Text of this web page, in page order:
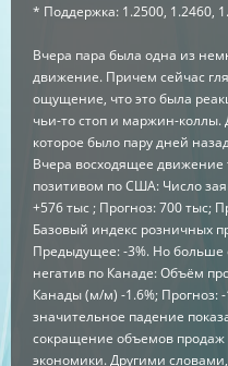
* Поддержка: 1.2500, 1.2460,
Вчера пара была одна из
движение. Причем сейчас
ощущение, что это была
чьи-то стоп и маржин-
которое было пару дней
Вчера восходящее
позитивом по США: Число
+576 тыс ; Прогноз: 700 тыс;
Базовый индекс розничных
Предыдущее: -3%. Но больше
негатив по Канаде: Объём
Канады (м/м) -1.6%; Прогноз:
значительное падение
сокращение объемов продаж
экономики. Другими